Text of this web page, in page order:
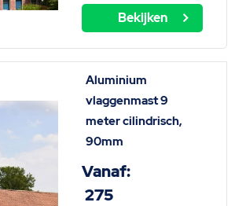
Bekijken
Aluminium
vlaggenmast 9
meter cilindrisch,
90mm
Vanaf:
275